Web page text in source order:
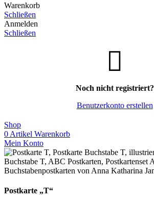
Warenkorb
Schließen
Anmelden
Schließen
Noch nicht registriert?
Benutzerkonto erstellen
Shop
0 Artikel Warenkorb
Mein Konto
Postkarte „T“